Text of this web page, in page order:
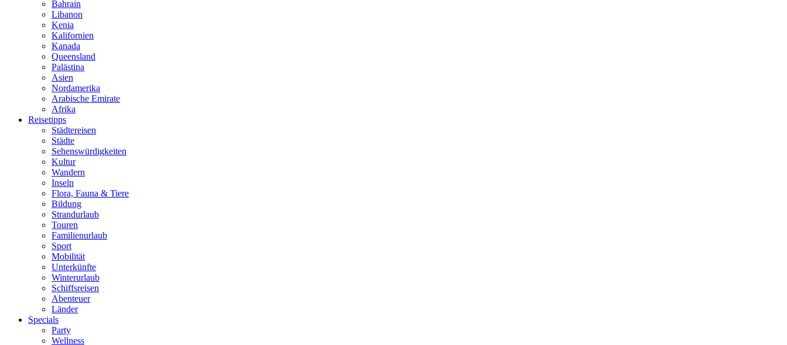
Bahrain
Libanon
Kenia
Kalifornien
Kanada
Queensland
Palästina
Asien
Nordamerika
Arabische Emirate
Afrika
Reisetipps
Städtereisen
Städte
Sehenswürdigkeiten
Kultur
Wandern
Inseln
Flora, Fauna & Tiere
Bildung
Strandurlaub
Touren
Familienurlaub
Sport
Mobilität
Unterkünfte
Winterurlaub
Schiffsreisen
Abenteuer
Länder
Specials
Party
Wellness